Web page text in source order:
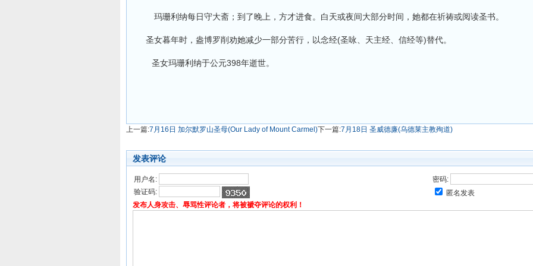
玛珊利纳每日守大斋；到了晚上，方才进食。白天或夜间大部分时间，她都在祈祷或阅读圣书。
圣女暮年时，盎博罗削劝她减少一部分苦行，以念经(圣咏、天主经、信经等)替代。
圣女玛珊利纳于公元398年逝世。
上一篇:7月16日 加尔默罗山圣母(Our Lady of Mount Carmel)下一篇:7月18日 圣威德廉(乌德莱主教殉道)
发表评论
用户名:
密码:
验证码:
匿名发表
发布人身攻击、辱骂性评论者，将被褫夺评论的权利！